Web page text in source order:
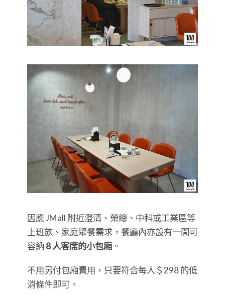
因應 JMall 附近澄清、榮總、中科或工業區等
上班族、家庭聚餐需求，餐廳內亦設有一間可
容納 8 人客席的小包廂。
不用另付包廂費用，只要符合每人＄298 的低
消條件即可。